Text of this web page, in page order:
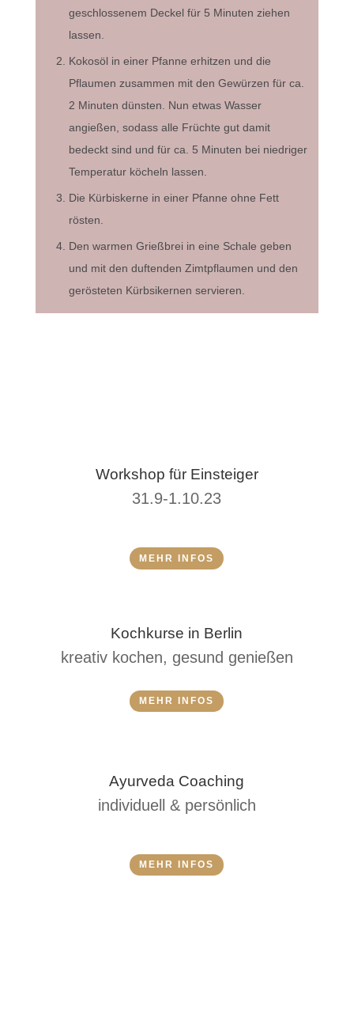
geschlossenem Deckel für 5 Minuten ziehen
lassen.
Kokosöl in einer Pfanne erhitzen und die
Pflaumen zusammen mit den Gewürzen für ca.
2 Minuten dünsten. Nun etwas Wasser
angießen, sodass alle Früchte gut damit
bedeckt sind und für ca. 5 Minuten bei niedriger
Temperatur köcheln lassen.
Die Kürbiskerne in einer Pfanne ohne Fett
rösten.
Den warmen Grießbrei in eine Schale geben
und mit den duftenden Zimtpflaumen und den
gerösteten Kürbsikernen servieren.
Workshop für Einsteiger
31.9-1.10.23
MEHR INFOS
Kochkurse in Berlin
kreativ kochen, gesund genießen
MEHR INFOS
Ayurveda Coaching
individuell & persönlich
MEHR INFOS